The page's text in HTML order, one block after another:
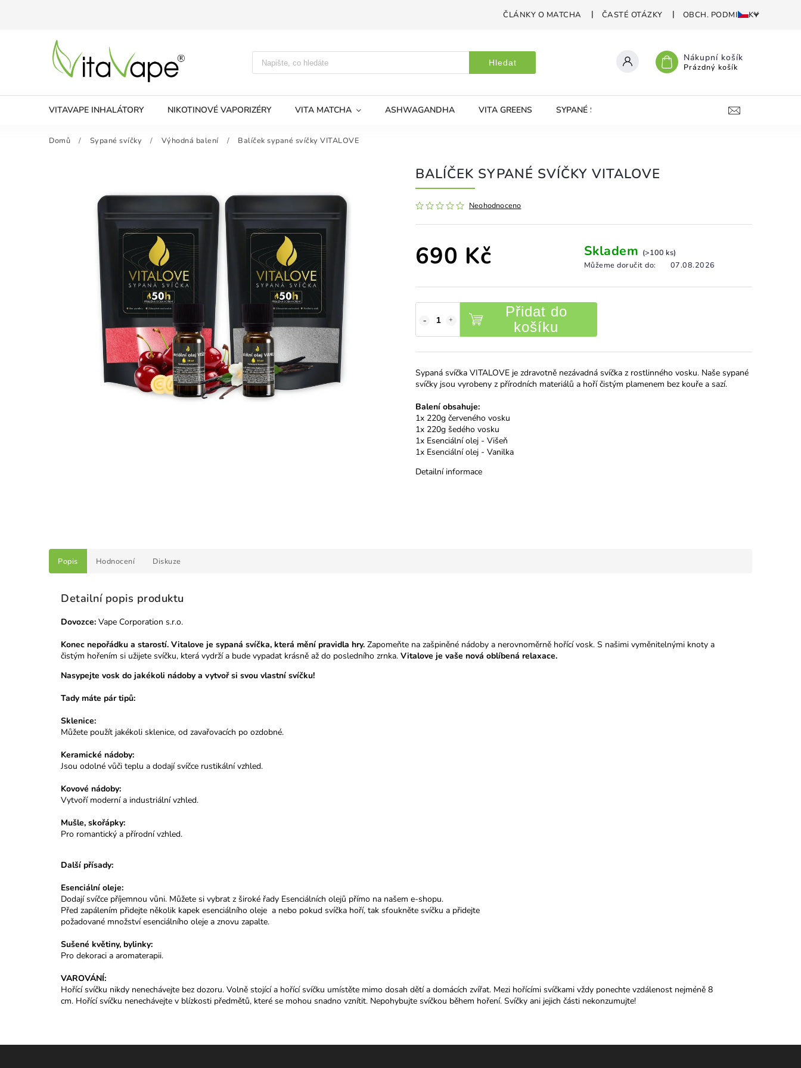
ČLÁNKY O MATCHA ČASTÉ OTÁZKY OBCH. PODMIENKY
Hledat Nákupní košík
Prázdný košík
VITAVAPE INHALÁTORY NIKOTINOVÉ VAPORIZÉRY VITA MATCHA ASHWAGANDHA VITA GREENS SYPANÉ SVÍČKY KONTAKT
Domů / Sypané svíčky / Výhodná balení / Balíček sypané svíčky VITALOVE
BALÍČEK SYPANÉ SVÍČKY VITALOVE
Neohodnoceno
690 Kč Skladem (>100 ks)
Můžeme doručit do:
07.08.2026
Přidat do
košíku
Sypaná svíčka VITALOVE je zdravotně nezávadná svíčka z rostlinného vosku. Naše sypané
svíčky jsou vyrobeny z přírodních materiálů a hoří čistým plamenem bez kouře a sazí.
Balení obsahuje:
1x 220g červeného vosku
1x 220g šedého vosku
1x Esenciální olej - Višeň
1x Esenciální olej - Vanilka
Detailní informace
Popis Hodnocení Diskuze
Detailní popis produktu
Dovozce: Vape Corporation s.r.o.
Konec nepořádku a starostí. Vitalove je sypaná svíčka, která mění pravidla hry. Zapomeňte na zašpiněné nádoby a nerovnoměrně hořící vosk. S našimi vyměnitelnými knoty a
čistým hořením si užijete svíčku, která vydrží a bude vypadat krásně až do posledního zrnka. Vitalove je vaše nová oblíbená relaxace.
Nasypejte vosk do jakékoli nádoby a vytvoř si svou vlastní svíčku!
Tady máte pár tipů:
Sklenice:
Můžete použít jakékoli sklenice, od zavařovacích po ozdobné.
Keramické nádoby:
Jsou odolné vůči teplu a dodají svíčce rustikální vzhled.
Kovové nádoby:
Vytvoří moderní a industriální vzhled.
Mušle, skořápky:
Pro romantický a přírodní vzhled.
Další přísady:
Esenciální oleje:
Dodají svíčce příjemnou vůni. Můžete si vybrat z široké řady Esenciálních olejů přímo na našem e-shopu.
Před zapálením přidejte několik kapek esenciálního oleje a nebo pokud svíčka hoří, tak sfoukněte svíčku a přidejte
požadované množství esenciálního oleje a znovu zapalte.
Sušené květiny, bylinky:
Pro dekoraci a aromaterapii.
VAROVÁNÍ:
Hořící svíčku nikdy nenechávejte bez dozoru. Volně stojící a hořící svíčku umístěte mimo dosah dětí a domácích zvířat. Mezi hořícími svíčkami vždy ponechte vzdálenost nejméně 8
cm. Hořící svíčku nenechávejte v blízkosti předmětů, které se mohou snadno vznítit. Nepohybujte svíčkou během hoření. Svíčky ani jejich části nekonzumujte!